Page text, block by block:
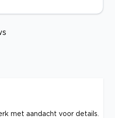
met aandacht voor details.